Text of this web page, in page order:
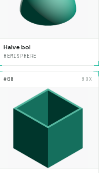
Halve bol
HEMISPHERE
#08 BOX